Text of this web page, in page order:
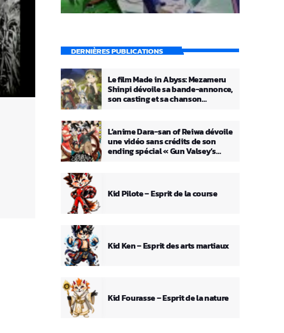
DERNIÈRES PUBLICATIONS
Le film Made in Abyss: Mezameru
Shinpi dévoile sa bande-annonce,
son casting et sa chanson
L’anime Dara-san of Reiwa dévoile
une vidéo sans crédits de son
ending spécial « Gun Valsey’s
Kid Pilote – Esprit de la course
Kid Ken – Esprit des arts martiaux
Kid Fourasse – Esprit de la nature